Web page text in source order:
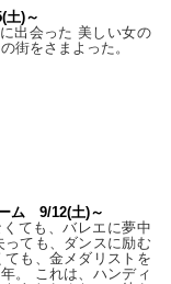
)～
出会った 美しい女の
街をさまよった。
ム 9/12(土)～
ても、バレエに夢中
ても、ダンスに励む
も、金メダリストを
。 これは、ハンディ